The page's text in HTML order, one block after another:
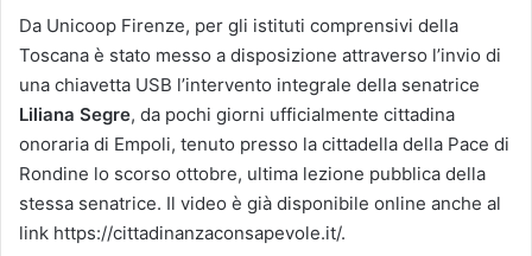
Da Unicoop Firenze, per gli istituti comprensivi della
Toscana è stato messo a disposizione attraverso l’invio di
una chiavetta USB l’intervento integrale della senatrice
Liliana Segre, da pochi giorni ufficialmente cittadina
onoraria di Empoli, tenuto presso la cittadella della Pace di
Rondine lo scorso ottobre, ultima lezione pubblica della
stessa senatrice. Il video è già disponibile online anche al
link https://cittadinanzaconsapevole.it/.